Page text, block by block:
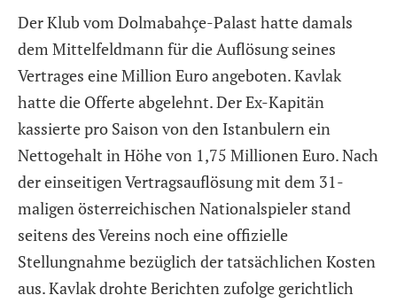
Der Klub vom Dolmabahçe-Palast hatte damals
dem Mittelfeldmann für die Auflösung seines
Vertrages eine Million Euro angeboten. Kavlak
hatte die Offerte abgelehnt. Der Ex-Kapitän
kassierte pro Saison von den Istanbulern ein
Nettogehalt in Höhe von 1,75 Millionen Euro. Nach
der einseitigen Vertragsauflösung mit dem 31-
maligen österreichischen Nationalspieler stand
seitens des Vereins noch eine offizielle
Stellungnahme bezüglich der tatsächlichen Kosten
aus. Kavlak drohte Berichten zufolge gerichtlich